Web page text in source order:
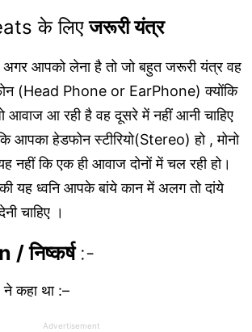
के लिएजरूरी यंत्र
अगर आपको लेना है तो जो बहुत जरूरी यंत्र वह
(Head Phone or EarPhone) क्योंकि
आ रही है वह दूसरे में नहीं आनी चाहिए
आपका हेडफोन स्टीरियो(Stereo) हो , मोनो
नहीं कि एक ही आवाज दोनों में चल रही हो।
यह ध्वनि आपके बांये कान में अलग तो दांये
चाहिए ।
निष्कर्ष :-
कहा था :–
Advertisement